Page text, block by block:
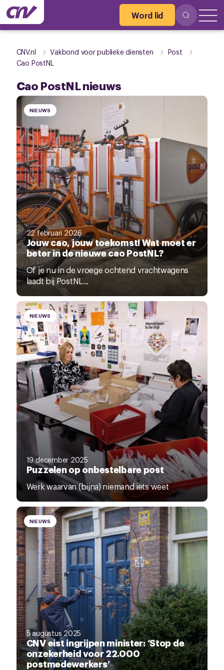
Word lid
CNV.nl Vakbond voor publieke diensten
Post
Cao PostNL
Cao PostNL nieuws
NIEUWS
22 februari 2026
Jouw cao, jouw toekomst! Wat moet er
beter in de nieuwe cao PostNL?
Of je nu in de vroege ochtend vrachtwagens
laadt bij PostNL...
NIEUWS
19 december 2025
Puzzelen op onbestelbare post
Werk waarvan (bijna) niemand iets weet
NIEUWS
5 augustus 2025
CNV eist ingrijpen minister: ‘Stop de
onzekerheid voor 22.000
postmedewerkers’